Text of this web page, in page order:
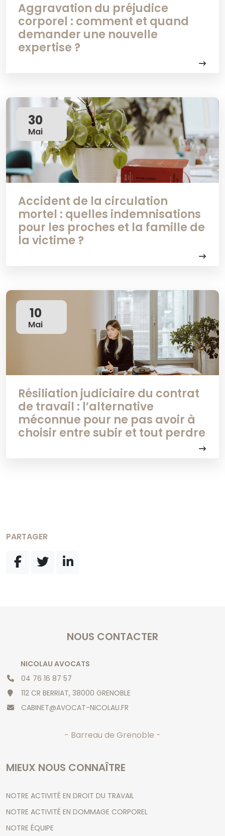
Aggravation du préjudice
corporel : comment et quand
demander une nouvelle
expertise ?
Accident de la circulation
mortel : quelles indemnisations
pour les proches et la famille de
la victime ?
30
Mai
Résiliation judiciaire du contrat
de travail : l’alternative
méconnue pour ne pas avoir à
choisir entre subir et tout perdre
10
Mai
PARTAGER
MIEUX NOUS CONNAÎTRE
NOTRE ACTIVITÉ EN DROIT DU TRAVAIL
NOTRE ACTIVITÉ EN DOMMAGE CORPOREL
NOTRE ÉQUIPE
NOUS CONTACTER
NICOLAU AVOCATS
04 76 16 87 57
112 CR BERRIAT, 38000 GRENOBLE
CABINET@AVOCAT-NICOLAU.FR
- Barreau de Grenoble -